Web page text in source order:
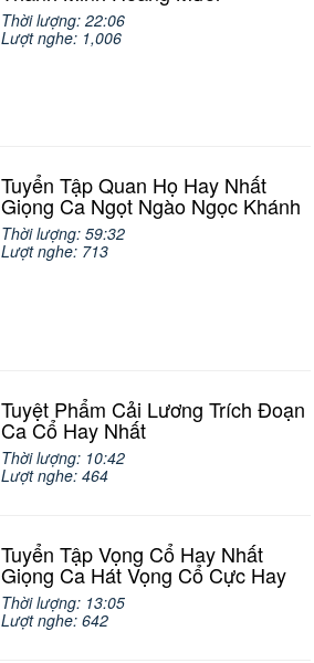
Thời lượng: 22:06
Lượt nghe: 1,006
Tuyển Tập Quan Họ Hay Nhất
Giọng Ca Ngọt Ngào Ngọc Khánh
Thời lượng: 59:32
Lượt nghe: 713
Tuyệt Phẩm Cải Lương Trích Đoạn
Ca Cổ Hay Nhất
Thời lượng: 10:42
Lượt nghe: 464
Tuyển Tập Vọng Cổ Hay Nhất
Giọng Ca Hát Vọng Cổ Cực Hay
Thời lượng: 13:05
Lượt nghe: 642